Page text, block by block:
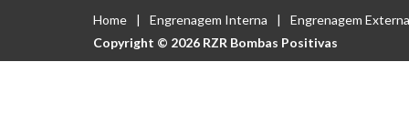
Home Engrenagem Interna
Engrenagem Externa
Copyright © 2026 RZR Bombas Positivas